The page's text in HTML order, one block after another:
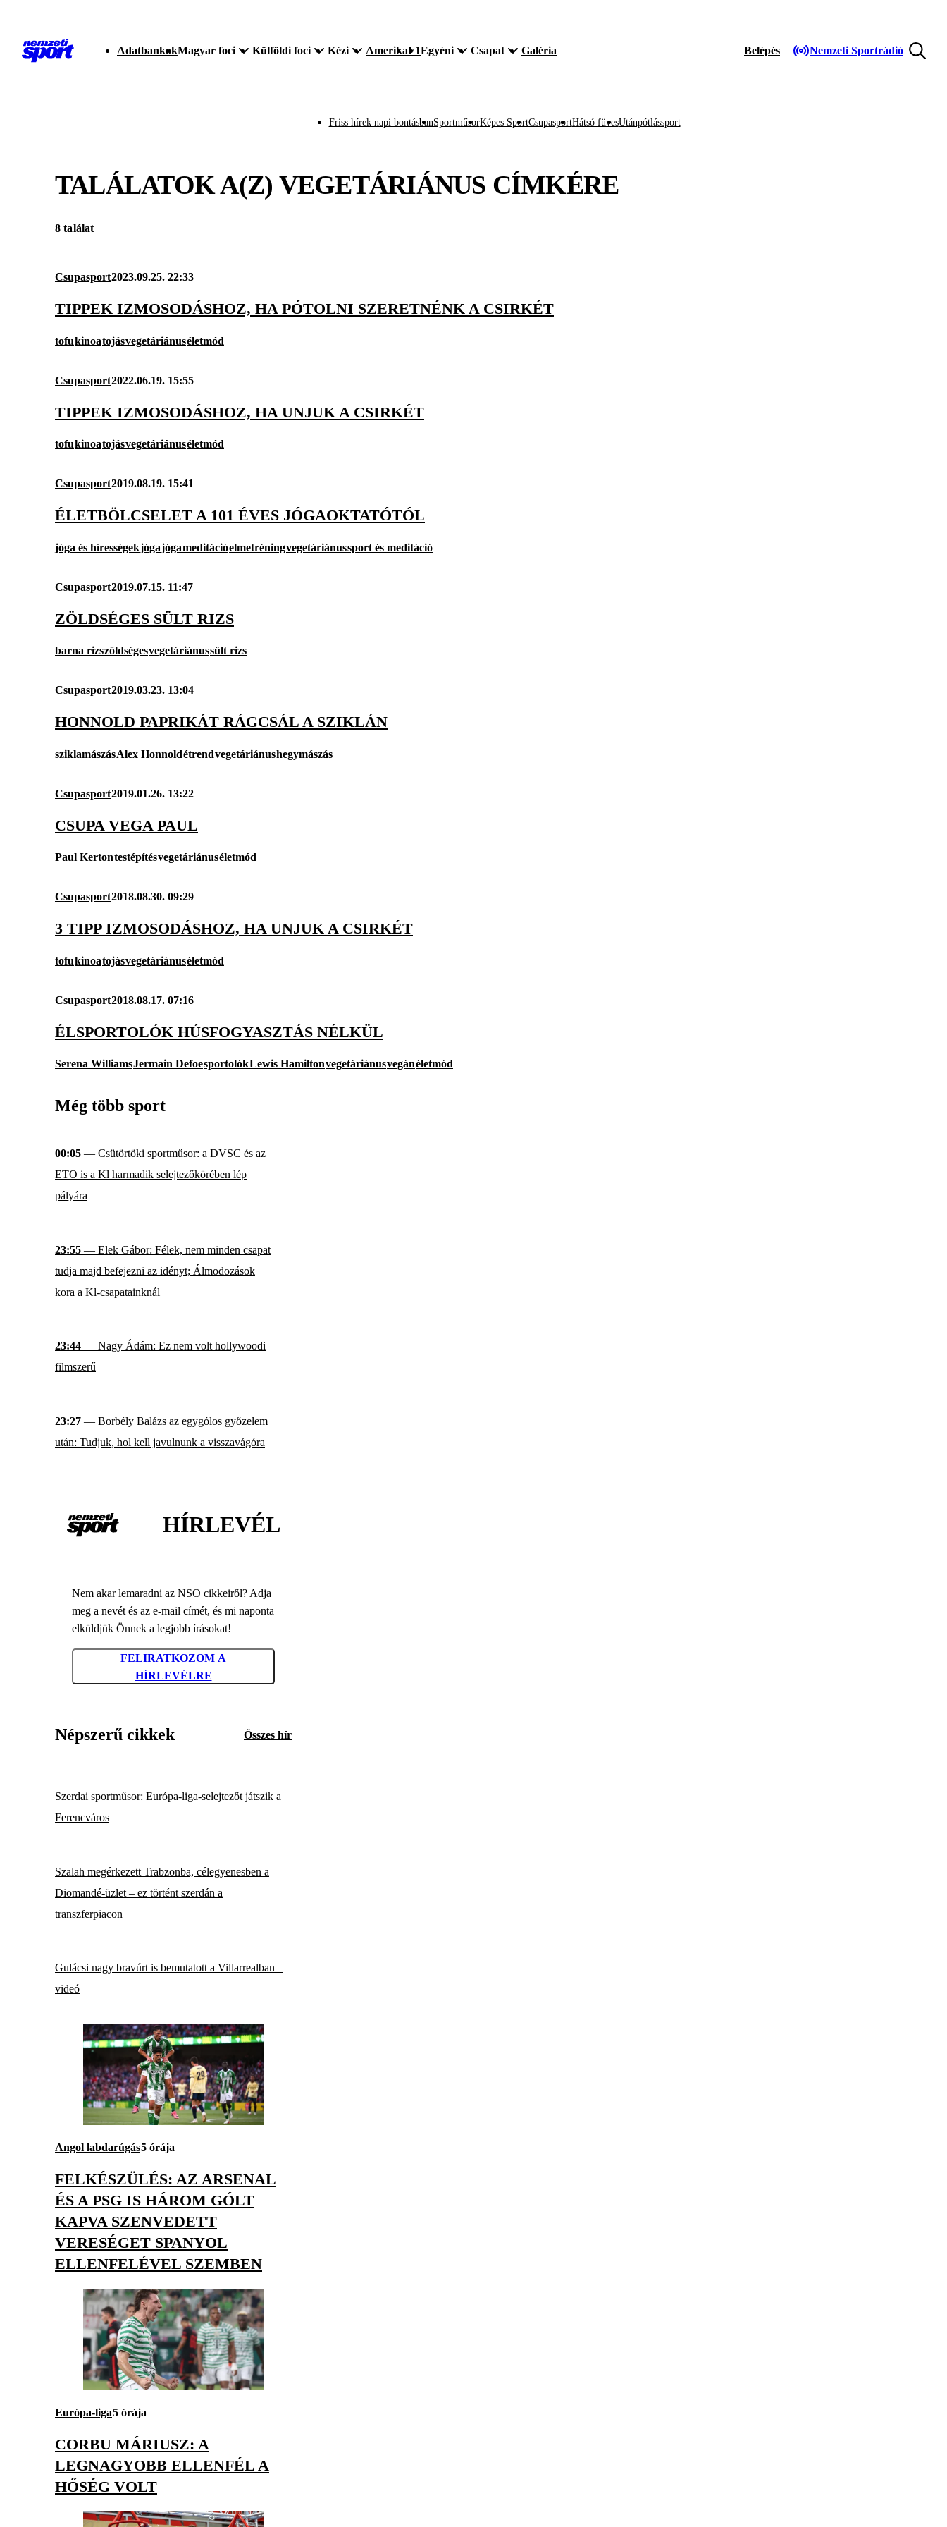
AdatbankokMagyar foci Külföldi foci Kézi AmerikaF1Egyéni Csapat Galéria Belépés Nemzeti Sportrádió
Friss hírek napi bontásbanSportműsorKépes SportCsupasportHátsó füvesUtánpótlássport
TALÁLATOK A(Z) VEGETÁRIÁNUS CÍMKÉRE
8 találat
Csupasport2023.09.25. 22:33
TIPPEK IZMOSODÁSHOZ, HA PÓTOLNI SZERETNÉNK A CSIRKÉT
tofukinoatojásvegetáriánuséletmód
Csupasport2022.06.19. 15:55
TIPPEK IZMOSODÁSHOZ, HA UNJUK A CSIRKÉT
tofukinoatojásvegetáriánuséletmód
Csupasport2019.08.19. 15:41
ÉLETBÖLCSELET A 101 ÉVES JÓGAOKTATÓTÓL
jóga és hírességekjógajógameditációelmetréningvegetáriánussport és meditáció
Csupasport2019.07.15. 11:47
ZÖLDSÉGES SÜLT RIZS
barna rizszöldségesvegetáriánussült rizs
Csupasport2019.03.23. 13:04
HONNOLD PAPRIKÁT RÁGCSÁL A SZIKLÁN
sziklamászásAlex Honnoldétrendvegetáriánushegymászás
Csupasport2019.01.26. 13:22
CSUPA VEGA PAUL
Paul Kertontestépítésvegetáriánuséletmód
Csupasport2018.08.30. 09:29
3 TIPP IZMOSODÁSHOZ, HA UNJUK A CSIRKÉT
tofukinoatojásvegetáriánuséletmód
Csupasport2018.08.17. 07:16
ÉLSPORTOLÓK HÚSFOGYASZTÁS NÉLKÜL
Serena WilliamsJermain DefoesportolókLewis Hamiltonvegetáriánusvegánéletmód
Még több sport
00:05 — Csütörtöki sportműsor: a DVSC és az
ETO is a Kl harmadik selejtezőkörében lép
pályára
23:55 — Elek Gábor: Félek, nem minden csapat
tudja majd befejezni az idényt; Álmodozások
kora a Kl-csapatainknál
23:44 — Nagy Ádám: Ez nem volt hollywoodi
filmszerű
23:27 — Borbély Balázs az egygólos győzelem
után: Tudjuk, hol kell javulnunk a visszavágóra
HÍRLEVÉL
Nem akar lemaradni az NSO cikkeiről? Adja
meg a nevét és az e-mail címét, és mi naponta
elküldjük Önnek a legjobb írásokat!
FELIRATKOZOM A
HÍRLEVÉLRE
Népszerű cikkek Összes hír
Szerdai sportműsor: Európa-liga-selejtezőt játszik a
Ferencváros
Szalah megérkezett Trabzonba, célegyenesben a
Diomandé-üzlet – ez történt szerdán a
transzferpiacon
Gulácsi nagy bravúrt is bemutatott a Villarrealban –
videó
Angol labdarúgás5 órája
FELKÉSZÜLÉS: AZ ARSENAL
ÉS A PSG IS HÁROM GÓLT
KAPVA SZENVEDETT
VERESÉGET SPANYOL
ELLENFELÉVEL SZEMBEN
Európa-liga5 órája
CORBU MÁRIUSZ: A
LEGNAGYOBB ELLENFÉL A
HŐSÉG VOLT